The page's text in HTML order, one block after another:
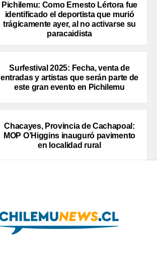
Pichilemu: Como Ernesto Lértora fue
identificado el deportista que murió
trágicamente ayer, al no activarse su
paracaidista
Surfestival 2025: Fecha, venta de
entradas y artistas que serán parte de
este gran evento en Pichilemu
Chacayes, Provincia de Cachapoal:
MOP O’Higgins inauguró pavimento
en localidad rural